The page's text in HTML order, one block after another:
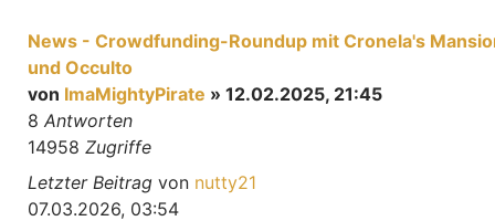
News - Crowdfunding-Roundup mit Cronela's
und Occulto
von ImaMightyPirate » 12.02.2025, 21:45
8 Antworten
14958 Zugriffe
Letzter Beitrag von nutty21
07.03.2026, 03:54